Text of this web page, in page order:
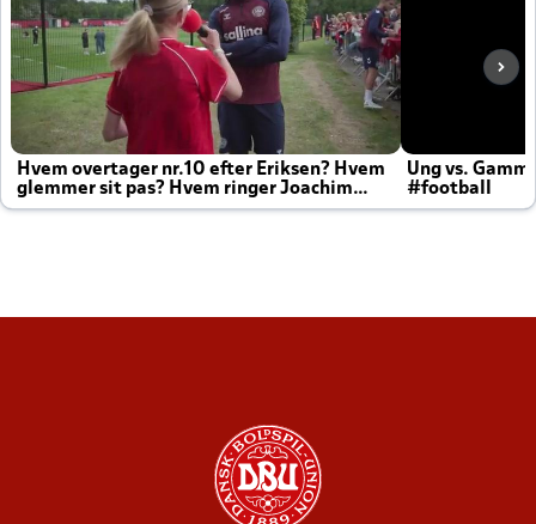
Hvem overtager nr.10 efter Eriksen? Hvem
glemmer sit pas? Hvem ringer Joachim
altid til efter kampe?
Ung vs.
#football